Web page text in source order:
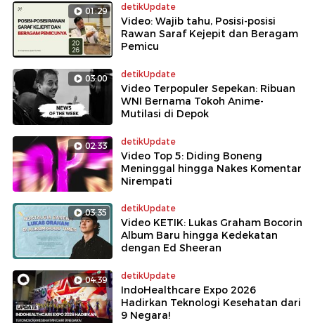
01:29 detikUpdate
Video: Wajib tahu, Posisi-posisi
Rawan Saraf Kejepit dan Beragam
Pemicu
03:00 detikUpdate
Video Terpopuler Sepekan: Ribuan
WNI Bernama Tokoh Anime-
Mutilasi di Depok
02:33 detikUpdate
Video Top 5: Diding Boneng
Meninggal hingga Nakes Komentar
Nirempati
03:35 detikUpdate
Video KETIK: Lukas Graham Bocorin
Album Baru hingga Kedekatan
dengan Ed Sheeran
04:39 detikUpdate
IndoHealthcare Expo 2026
Hadirkan Teknologi Kesehatan dari
9 Negara!